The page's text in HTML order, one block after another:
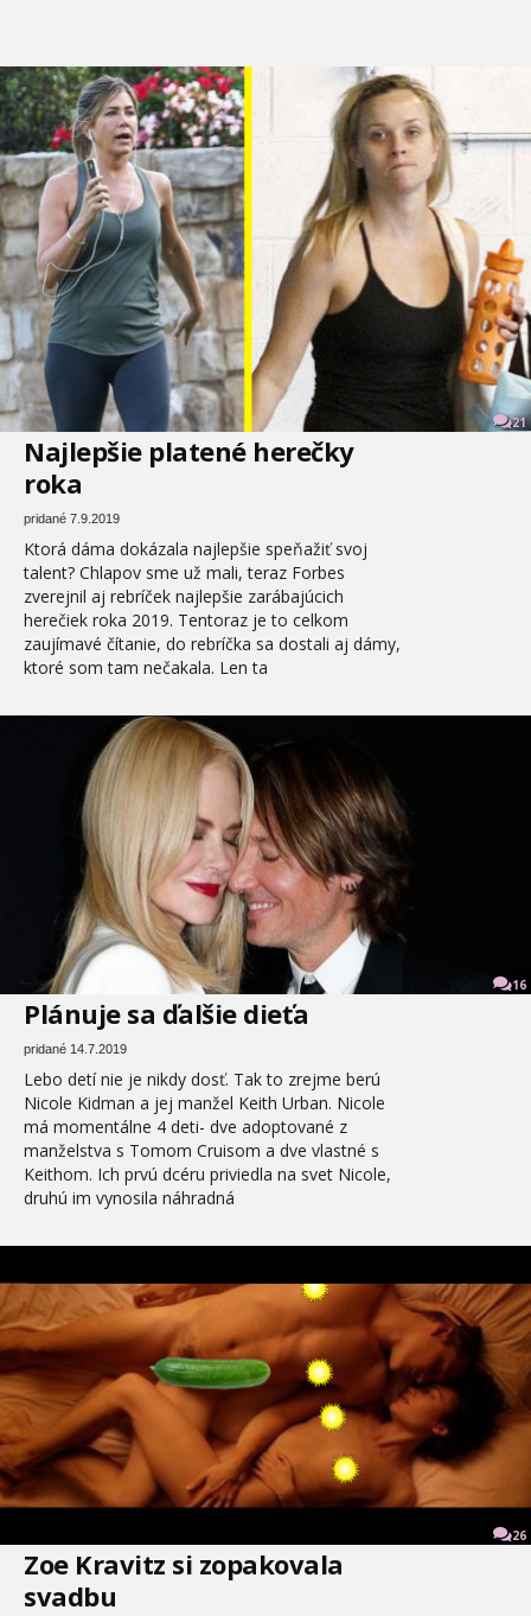
21
Najlepšie platené herečky
roka
pridané 7.9.2019
Ktorá dáma dokázala najlepšie speňažiť svoj
talent? Chlapov sme už mali, teraz Forbes
zverejnil aj rebríček najlepšie zarábajúcich
herečiek roka 2019. Tentoraz je to celkom
zaujímavé čítanie, do rebríčka sa dostali aj dámy,
ktoré som tam nečakala. Len ta
16
Plánuje sa ďalšie dieťa
pridané 14.7.2019
Lebo detí nie je nikdy dosť. Tak to zrejme berú
Nicole Kidman a jej manžel Keith Urban. Nicole
má momentálne 4 deti- dve adoptované z
manželstva s Tomom Cruisom a dve vlastné s
Keithom. Ich prvú dcéru priviedla na svet Nicole,
druhú im vynosila náhradná
26
Zoe Kravitz si zopakovala
svadbu